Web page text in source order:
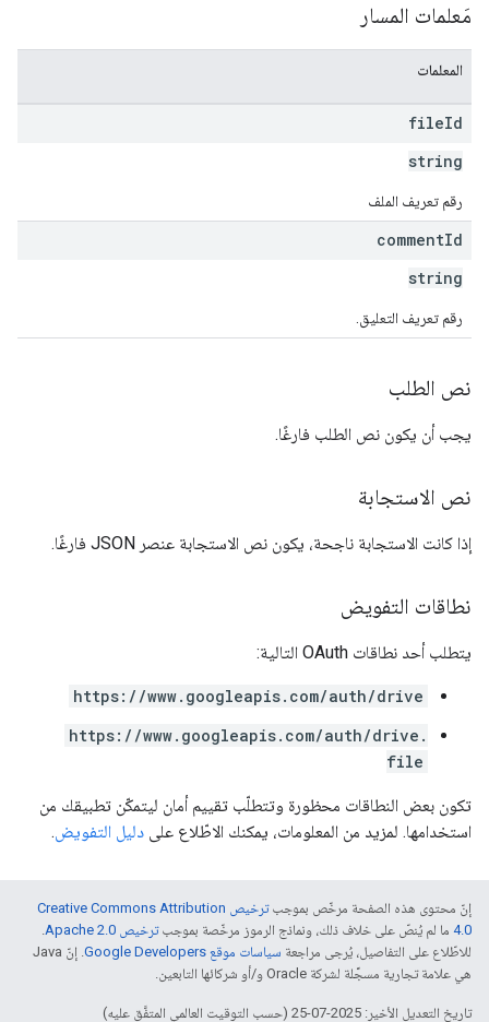
مَعلمات المسار
المعلمات
fileId
string
رقم تعريف الملف
commentId
string
رقم تعريف التعليق.
نص الطلب
يجب أن يكون نص الطلب فارغًا.
نص الاستجابة
إذا كانت الاستجابة ناجحة، يكون نص الاستجابة عنصر JSON فارغًا.
نطاقات التفويض
يتطلب أحد نطاقات OAuth التالية:
https://www.googleapis.com/auth/drive
https://www.googleapis.com/auth/drive.
file
تكون بعض النطاقات محظورة وتتطلّب تقييم أمان ليتمكّن تطبيقك من
استخدامها. لمزيد من المعلومات، يمكنك الاطّلاع على دليل التفويض.
إنّ محتوى هذه الصفحة مرخّص بموجب
ترخيص Creative Commons Attribution
4.0‏ ما لم يُنصّ على خلاف ذلك، ونماذج الرموز مرخّصة بموجبترخيص Apache 2.0‏
.
للاطّلاع على التفاصيل، يُرجى مراجعة سياسات موقع Google Developers‏
. إنّ Java
هي علامة تجارية مسجَّلة لشركة Oracle و/أو شركائها التابعين.
تاريخ التعديل الأخير: 2025-07-25 (حسب التوقيت العالمي المتفَّق عليه)